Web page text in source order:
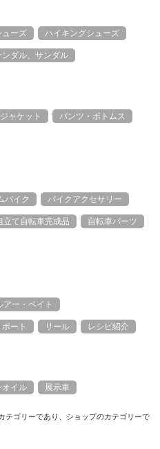
ューズ ハイキングシューズ
ンダル、サンダル
ジャケット パンツ・ボトムス
バイク バイクアクセサリー
立て自転車完成品 自転車パーツ
アー・ベイト
ート リール レシピ紹介
オイル 展示車
ゴリーであり、ショップのカテゴリーで